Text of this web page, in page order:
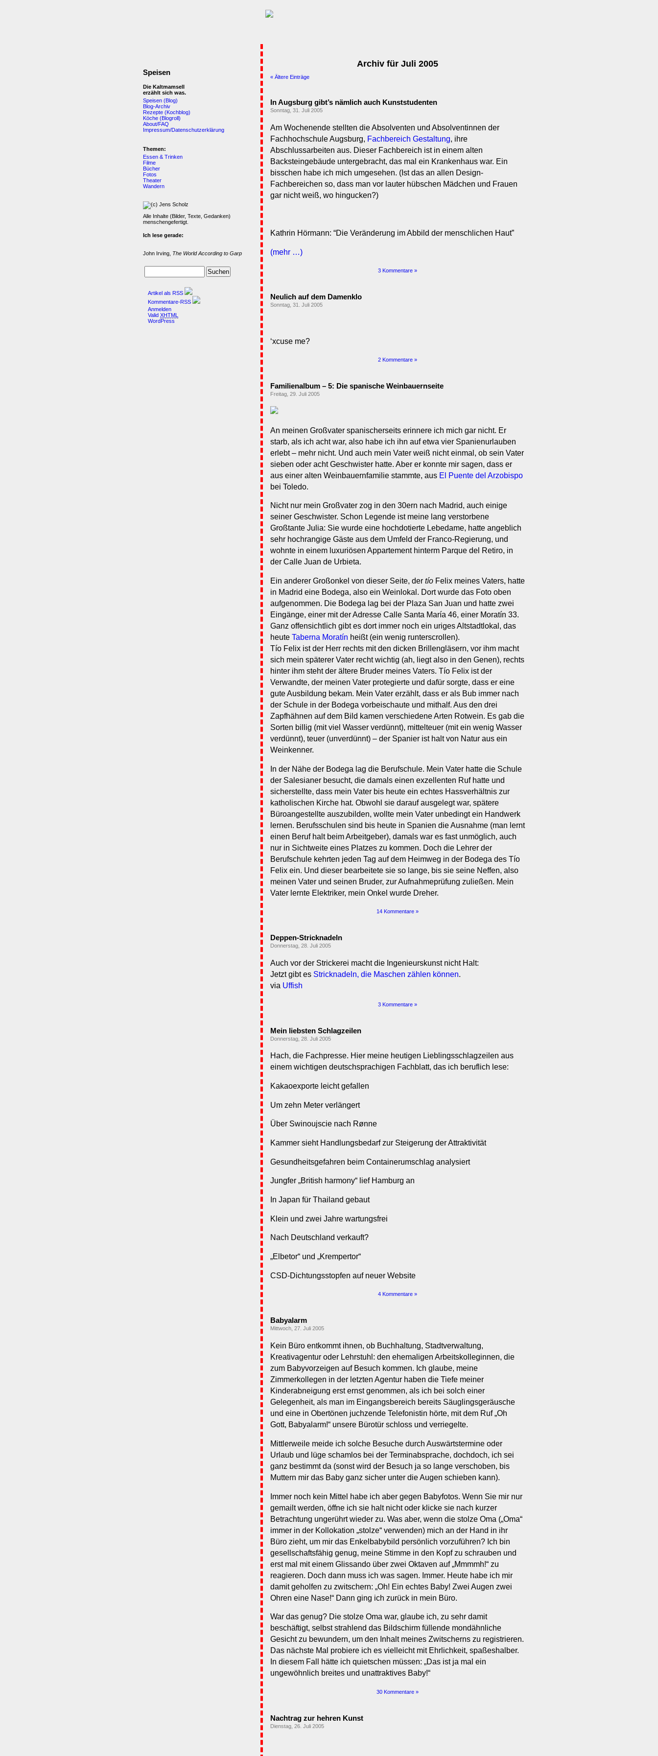
Archiv für Juli 2005
« Ältere Einträge
In Augsburg gibt’s nämlich auch Kunststudenten
Sonntag, 31. Juli 2005
Am Wochenende stellten die Absolventen und Absolventinnen der
Fachhochschule Augsburg, Fachbereich Gestaltung, ihre
Abschlussarbeiten aus. Dieser Fachbereich ist in einem alten
Backsteingebäude untergebracht, das mal ein Krankenhaus war. Ein
bisschen habe ich mich umgesehen. (Ist das an allen Design-
Fachbereichen so, dass man vor lauter hübschen Mädchen und Frauen
gar nicht weiß, wo hingucken?)
Kathrin Hörmann: “Die Veränderung im Abbild der menschlichen Haut”
(mehr …)
3 Kommentare »
Neulich auf dem Damenklo
Sonntag, 31. Juli 2005
‘xcuse me?
2 Kommentare »
Familienalbum – 5: Die spanische Weinbauernseite
Freitag, 29. Juli 2005
An meinen Großvater spanischerseits erinnere ich mich gar nicht. Er
starb, als ich acht war, also habe ich ihn auf etwa vier Spanienurlauben
erlebt – mehr nicht. Und auch mein Vater weiß nicht einmal, ob sein Vater
sieben oder acht Geschwister hatte. Aber er konnte mir sagen, dass er
aus einer alten Weinbauernfamilie stammte, aus El Puente del Arzobispo
bei Toledo.
Nicht nur mein Großvater zog in den 30ern nach Madrid, auch einige
seiner Geschwister. Schon Legende ist meine lang verstorbene
Großtante Julia: Sie wurde eine hochdotierte Lebedame, hatte angeblich
sehr hochrangige Gäste aus dem Umfeld der Franco-Regierung, und
wohnte in einem luxuriösen Appartement hinterm Parque del Retiro, in
der Calle Juan de Urbieta.
Ein anderer Großonkel von dieser Seite, der tío Felix meines Vaters, hatte
in Madrid eine Bodega, also ein Weinlokal. Dort wurde das Foto oben
aufgenommen. Die Bodega lag bei der Plaza San Juan und hatte zwei
Eingänge, einer mit der Adresse Calle Santa María 46, einer Moratín 33.
Ganz offensichtlich gibt es dort immer noch ein uriges Altstadtlokal, das
heute Taberna Moratín heißt (ein wenig runterscrollen).
Tío Felix ist der Herr rechts mit den dicken Brillengläsern, vor ihm macht
sich mein späterer Vater recht wichtig (ah, liegt also in den Genen), rechts
hinter ihm steht der ältere Bruder meines Vaters. Tío Felix ist der
Verwandte, der meinen Vater protegierte und dafür sorgte, dass er eine
gute Ausbildung bekam. Mein Vater erzählt, dass er als Bub immer nach
der Schule in der Bodega vorbeischaute und mithalf. Aus den drei
Zapfhähnen auf dem Bild kamen verschiedene Arten Rotwein. Es gab die
Sorten billig (mit viel Wasser verdünnt), mittelteuer (mit ein wenig Wasser
verdünnt), teuer (unverdünnt) – der Spanier ist halt von Natur aus ein
Weinkenner.
In der Nähe der Bodega lag die Berufschule. Mein Vater hatte die Schule
der Salesianer besucht, die damals einen exzellenten Ruf hatte und
sicherstellte, dass mein Vater bis heute ein echtes Hassverhältnis zur
katholischen Kirche hat. Obwohl sie darauf ausgelegt war, spätere
Büroangestellte auszubilden, wollte mein Vater unbedingt ein Handwerk
lernen. Berufsschulen sind bis heute in Spanien die Ausnahme (man lernt
einen Beruf halt beim Arbeitgeber), damals war es fast unmöglich, auch
nur in Sichtweite eines Platzes zu kommen. Doch die Lehrer der
Berufschule kehrten jeden Tag auf dem Heimweg in der Bodega des Tío
Felix ein. Und dieser bearbeitete sie so lange, bis sie seine Neffen, also
meinen Vater und seinen Bruder, zur Aufnahmeprüfung zuließen. Mein
Vater lernte Elektriker, mein Onkel wurde Dreher.
14 Kommentare »
Deppen-Stricknadeln
Donnerstag, 28. Juli 2005
Auch vor der Strickerei macht die Ingenieurskunst nicht Halt:
Jetzt gibt es Stricknadeln, die Maschen zählen können.
via Uffish
3 Kommentare »
Mein liebsten Schlagzeilen
Donnerstag, 28. Juli 2005
Hach, die Fachpresse. Hier meine heutigen Lieblingsschlagzeilen aus
einem wichtigen deutschsprachigen Fachblatt, das ich beruflich lese:
Kakaoexporte leicht gefallen
Um zehn Meter verlängert
Über Swinoujscie nach Rønne
Kammer sieht Handlungsbedarf zur Steigerung der Attraktivität
Gesundheitsgefahren beim Containerumschlag analysiert
Jungfer „British harmony“ lief Hamburg an
In Japan für Thailand gebaut
Klein und zwei Jahre wartungsfrei
Nach Deutschland verkauft?
„Elbetor“ und „Krempertor“
CSD-Dichtungsstopfen auf neuer Website
4 Kommentare »
Babyalarm
Mittwoch, 27. Juli 2005
Kein Büro entkommt ihnen, ob Buchhaltung, Stadtverwaltung,
Kreativagentur oder Lehrstuhl: den ehemaligen Arbeitskolleginnen, die
zum Babyvorzeigen auf Besuch kommen. Ich glaube, meine
Zimmerkollegen in der letzten Agentur haben die Tiefe meiner
Kinderabneigung erst ernst genommen, als ich bei solch einer
Gelegenheit, als man im Eingangsbereich bereits Säuglingsgeräusche
und eine in Obertönen juchzende Telefonistin hörte, mit dem Ruf „Oh
Gott, Babyalarm!“ unsere Bürotür schloss und verriegelte.
Mittlerweile meide ich solche Besuche durch Auswärtstermine oder
Urlaub und lüge schamlos bei der Terminabsprache, dochdoch, ich sei
ganz bestimmt da (sonst wird der Besuch ja so lange verschoben, bis
Muttern mir das Baby ganz sicher unter die Augen schieben kann).
Immer noch kein Mittel habe ich aber gegen Babyfotos. Wenn Sie mir nur
gemailt werden, öffne ich sie halt nicht oder klicke sie nach kurzer
Betrachtung ungerührt wieder zu. Was aber, wenn die stolze Oma („Oma“
immer in der Kollokation „stolze“ verwenden) mich an der Hand in ihr
Büro zieht, um mir das Enkelbabybild persönlich vorzuführen? Ich bin
gesellschaftsfähig genug, meine Stimme in den Kopf zu schrauben und
erst mal mit einem Glissando über zwei Oktaven auf „Mmmmh!“ zu
reagieren. Doch dann muss ich was sagen. Immer. Heute habe ich mir
damit geholfen zu zwitschern: „Oh! Ein echtes Baby! Zwei Augen zwei
Ohren eine Nase!“ Dann ging ich zurück in mein Büro.
War das genug? Die stolze Oma war, glaube ich, zu sehr damit
beschäftigt, selbst strahlend das Bildschirm füllende mondähnliche
Gesicht zu bewundern, um den Inhalt meines Zwitscherns zu registrieren.
Das nächste Mal probiere ich es vielleicht mit Ehrlichkeit, spaßeshalber.
In diesem Fall hätte ich quietschen müssen: „Das ist ja mal ein
ungewöhnlich breites und unattraktives Baby!“
30 Kommentare »
Nachtrag zur hehren Kunst
Dienstag, 26. Juli 2005
Speisen
Die Kaltmamsell
erzählt sich was.
Speisen (Blog)
Blog-Archiv
Rezepte (Kochblog)
Köche (Blogroll)
About/FAQ
Impressum/Datenschutzerklärung
Themen:
Essen & Trinken
Filme
Bücher
Fotos
Theater
Wandern
Alle Inhalte (Bilder, Texte, Gedanken)
menschengefertigt.
Ich lese gerade:
John Irving, The World According to Garp
Artikel als RSS
Kommentare-RSS
Anmelden
Valid XHTML
WordPress